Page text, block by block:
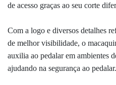
de acesso graças ao seu corte
Com a logo e diversos detalhes
de melhor visibilidade, o
auxilia ao pedalar em ambientes
ajudando na segurança ao pedalar.